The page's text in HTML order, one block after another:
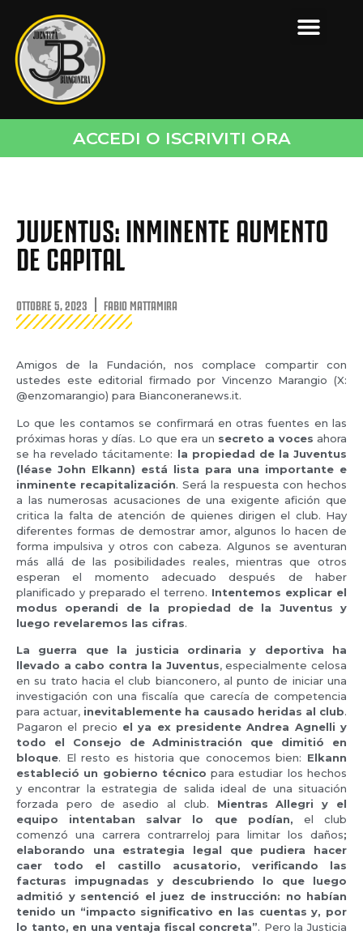
ACCEDI O ISCRIVITI ORA
JUVENTUS: INMINENTE AUMENTO
DE CAPITAL
OTTOBRE 5, 2023 FABIO MATTAMIRA
Amigos de la Fundación, nos complace compartir con
ustedes este editorial firmado por Vincenzo Marangio (X:
@enzomarangio) para Bianconeranews.it.
Lo que les contamos se confirmará en otras fuentes en las
próximas horas y días. Lo que era un secreto a voces ahora
se ha revelado tácitamente: la propiedad de la Juventus
(léase John Elkann) está lista para una importante e
inminente recapitalización. Será la respuesta con hechos
a las numerosas acusaciones de una exigente afición que
critica la falta de atención de quienes dirigen el club. Hay
diferentes formas de demostrar amor, algunos lo hacen de
forma impulsiva y otros con cabeza. Algunos se aventuran
más allá de las posibilidades reales, mientras que otros
esperan el momento adecuado después de haber
planificado y preparado el terreno. Intentemos explicar el
modus operandi de la propiedad de la Juventus y
luego revelaremos las cifras.
La guerra que la justicia ordinaria y deportiva ha
llevado a cabo contra la Juventus, especialmente celosa
en su trato hacia el club bianconero, al punto de iniciar una
investigación con una fiscalía que carecía de competencia
para actuar, inevitablemente ha causado heridas al club.
Pagaron el precio el ya ex presidente Andrea Agnelli y
todo el Consejo de Administración que dimitió en
bloque. El resto es historia que conocemos bien: Elkann
estableció un gobierno técnico para estudiar los hechos
y encontrar la estrategia de salida ideal de una situación
forzada pero de asedio al club. Mientras Allegri y el
equipo intentaban salvar lo que podían, el club
comenzó una carrera contrarreloj para limitar los daños;
elaborando una estrategia legal que pudiera hacer
caer todo el castillo acusatorio, verificando las
facturas impugnadas y descubriendo lo que luego
admitió y sentenció el juez de instrucción: no habían
tenido un “impacto significativo en las cuentas y, por
lo tanto, en una ventaja fiscal concreta”. Pero la Justicia